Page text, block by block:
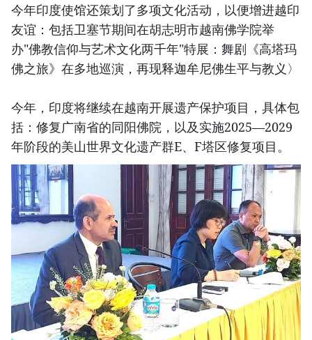
今年印度使馆还策划了多项文化活动，以便增进越印
友谊：包括卫塞节期间在胡志明市越南佛学院举
办"佛教信仰与艺术文化两千年"特展：舞剧《高塔玛
佛之旅》在多地巡演，再现释迦牟尼佛生平与教义〉
今年，印度将继续在越南开展遗产保护项目，具体包
括：修复广南省的同阳佛院，以及实施2025—2029
年阶段的美山世界文化遗产群E、F塔区修复项目。